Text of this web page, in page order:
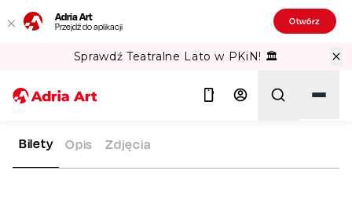
Adria Art
Przejdź do aplikacji Otwórz
Sprawdź Teatralne Lato w PKiN! 🏛️
ADRIA ART SALE WIDOWISKOWE
Bilety Opis Zdjęcia